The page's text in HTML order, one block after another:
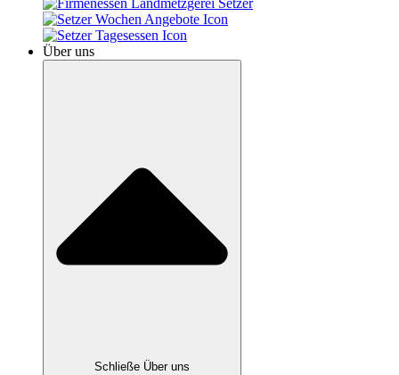
Über uns
Schließe Über uns